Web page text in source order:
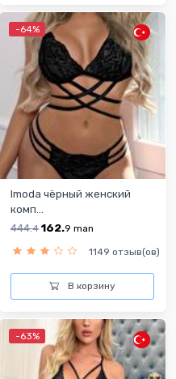
-64%
Imoda чёрный женский
комп...
444.4 162.9 man
1149 отзыв(ов)
В корзину
-63%